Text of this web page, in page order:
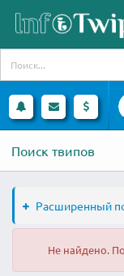
Поиск твипов
Расширенный
Не найдено.